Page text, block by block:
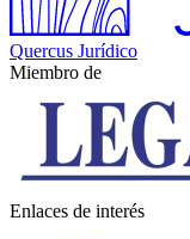
Quercus Jurídico
Miembro de
Enlaces de interés